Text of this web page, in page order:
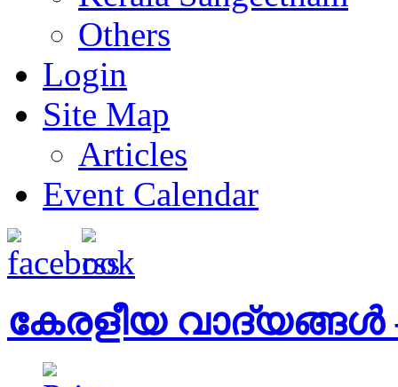
Others
Login
Site Map
Articles
Event Calendar
കേരളീയ വാദ്യങ്ങള്‍